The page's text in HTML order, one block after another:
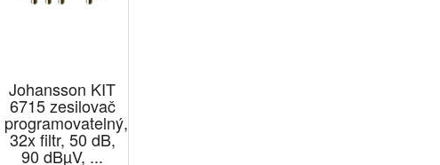
Johansson KIT
6715 zesilovač
programovatelný,
32x filtr, 50 dB,
90 dBµV, ...